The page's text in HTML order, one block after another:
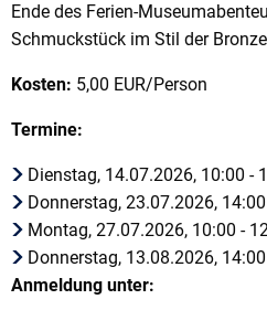
Ende des Ferien-
Schmuckstück im Stil der
Kosten: 5,00 EUR/Person
Termine:
Dienstag, 14.07.2026, 10:00 -
Donnerstag, 23.07.2026,
Montag, 27.07.2026, 10:00 -
Donnerstag, 13.08.2026,
Anmeldung unter: